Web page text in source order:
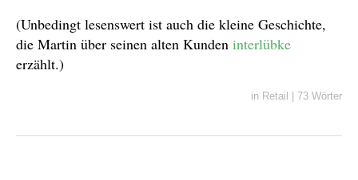
(Unbedingt lesenswert ist auch die kleine Geschichte,
die Martin über seinen alten Kunden interlübke
erzählt.)
in Retail 73 Wörter